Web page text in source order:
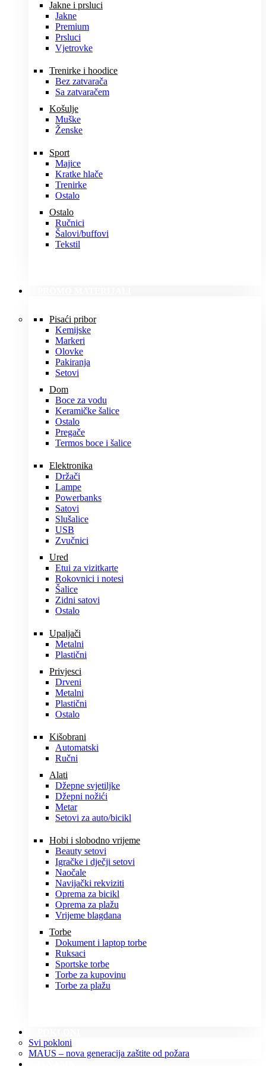
Jakne i prsluci
Jakne
Premium
Prsluci
Vjetrovke
Trenirke i hoodice
Bez zatvarača
Sa zatvaračem
Košulje
Muške
Ženske
Sport
Majice
Kratke hlače
Trenirke
Ostalo
Ostalo
Ručnici
Šalovi/buffovi
Tekstil
Pisaći pribor
Kemijske
Markeri
Olovke
Pakiranja
Setovi
Dom
Boce za vodu
Keramičke šalice
Ostalo
Pregače
Termos boce i šalice
Elektronika
Držači
Lampe
Powerbanks
Satovi
Slušalice
USB
Zvučnici
Ured
Etui za vizitkarte
Rokovnici i notesi
Šalice
Zidni satovi
Ostalo
Upaljači
Metalni
Plastični
Privjesci
Drveni
Metalni
Plastični
Ostalo
Kišobrani
Automatski
Ručni
Alati
Džepne svjetiljke
Džepni nožići
Metar
Setovi za auto/bicikl
Hobi i slobodno vrijeme
Beauty setovi
Igračke i dječji setovi
Naočale
Navijački rekviziti
Oprema za bicikl
Oprema za plažu
Vrijeme blagdana
Torbe
Dokument i laptop torbe
Ruksaci
Sportske torbe
Torbe za kupovinu
Torbe za plažu
Svi pokloni
MAUS – nova generacija zaštite od požara